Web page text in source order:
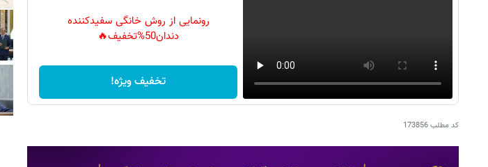
رونمایی از روش خانگی سفیدکننده
دندان50%تخفیف🔥
تخفیف ویژه!
کد مطلب173856